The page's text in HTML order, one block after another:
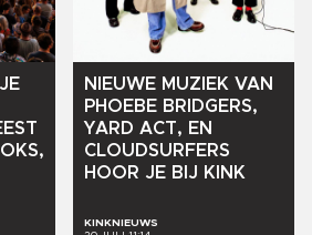
JE
NIEUWE MUZIEK VAN
PHOEBE BRIDGERS,
YARD ACT, EN
CLOUDSURFERS
HOOR JE BIJ KINK
KINKNIEUWS